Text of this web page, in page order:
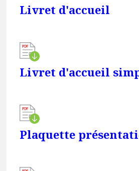
Livret d'accueil
Livret d'accueil
Plaquette